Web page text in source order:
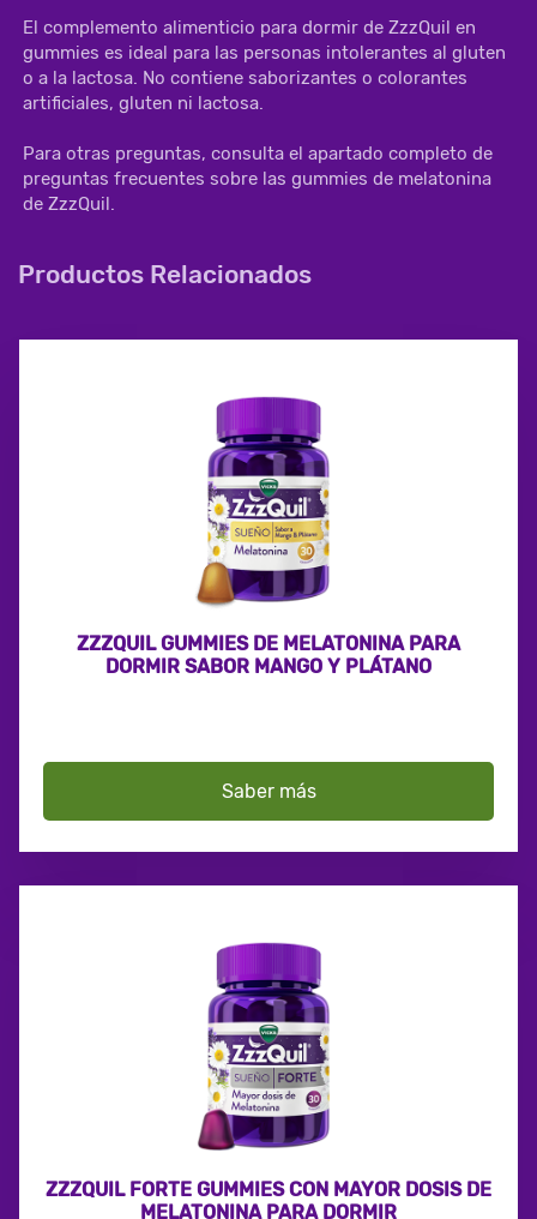
El complemento alimenticio para dormir de ZzzQuil en
gummies es ideal para las personas intolerantes al gluten
o a la lactosa. No contiene saborizantes o colorantes
artificiales, gluten ni lactosa.
Para otras preguntas, consulta el apartado completo de
preguntas frecuentes sobre las gummies de melatonina
de ZzzQuil.
Productos Relacionados
ZZZQUIL GUMMIES DE MELATONINA PARA
DORMIR SABOR MANGO Y PLÁTANO
Saber más
ZZZQUIL FORTE GUMMIES CON MAYOR DOSIS DE
MELATONINA PARA DORMIR